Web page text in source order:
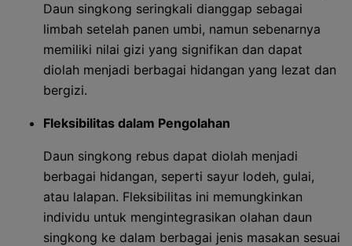
Daun singkong seringkali dianggap sebagai
limbah setelah panen umbi, namun sebenarnya
memiliki nilai gizi yang signifikan dan dapat
diolah menjadi berbagai hidangan yang lezat dan
bergizi.
Fleksibilitas dalam Pengolahan
Daun singkong rebus dapat diolah menjadi
berbagai hidangan, seperti sayur lodeh, gulai,
atau lalapan. Fleksibilitas ini memungkinkan
individu untuk mengintegrasikan olahan daun
singkong ke dalam berbagai jenis masakan sesuai